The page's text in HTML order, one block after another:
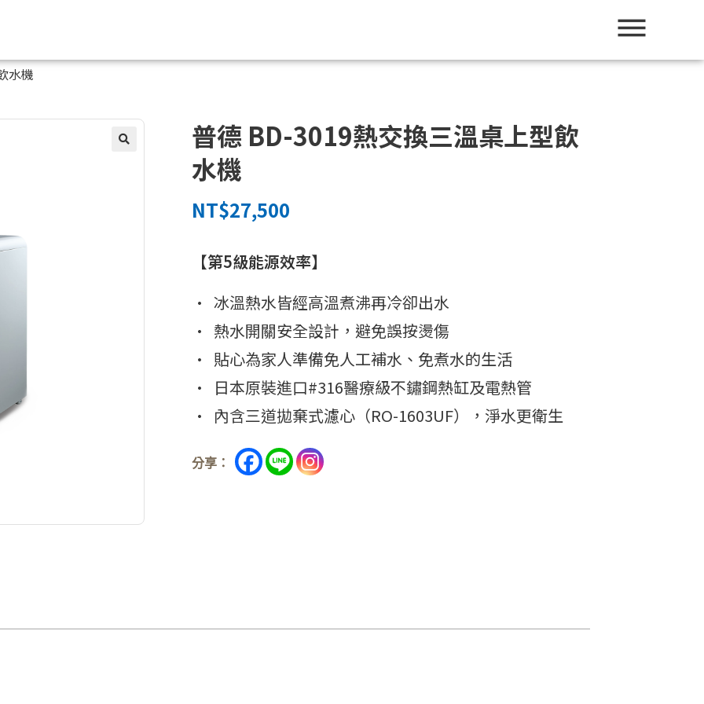
水機
普德 BD-3019熱交換三溫桌上型飲
水機
NT$27,500
【第5級能源效率】
• 冰溫熱水皆經高溫煮沸再冷卻出水
• 熱水開關安全設計，避免誤按燙傷
• 貼心為家人準備免人工補水、免煮水的生活
• 日本原裝進口#316醫療級不鏽鋼熱缸及電熱管
• 內含三道拋棄式濾心（RO-1603UF），淨水更衛生
分享：